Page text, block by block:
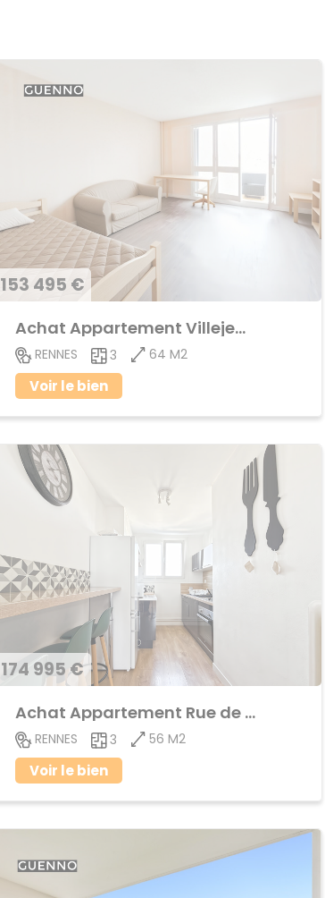
153 495 €
Achat Appartement Villejean
RENNES 3 64 M2
Voir le bien
174 995 €
Achat Appartement Rue de Nantes
RENNES 3 56 M2
Voir le bien